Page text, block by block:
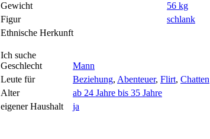
Gewicht
56 kg
Figur
schlank
Ethnische Herkunft
Ich suche
Geschlecht
Mann
Leute für
Beziehung, Abenteuer, Flirt, Chatten
Alter
ab 24 Jahre bis 35 Jahre
eigener Haushalt
ja